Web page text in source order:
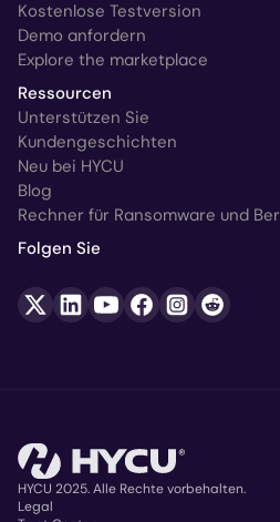
Kostenlose Testversion
Demo anfordern
Explore the marketplace
Ressourcen
Unterstützen Sie
Kundengeschichten
Neu bei HYCU
Blog
Rechner für Ransomware und
Folgen Sie
HYCU 2025. Alle Rechte vorbehalten.
Legal